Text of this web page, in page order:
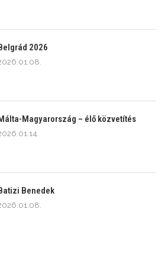
2026
Magyarország – élő közvetítés
Benedek